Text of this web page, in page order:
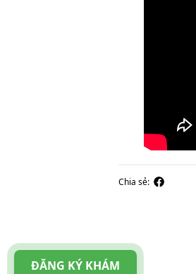
Chia sẻ:
ĐĂNG KÝ KHÁM